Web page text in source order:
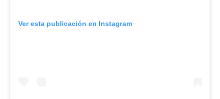
Ver esta publicación en Instagram